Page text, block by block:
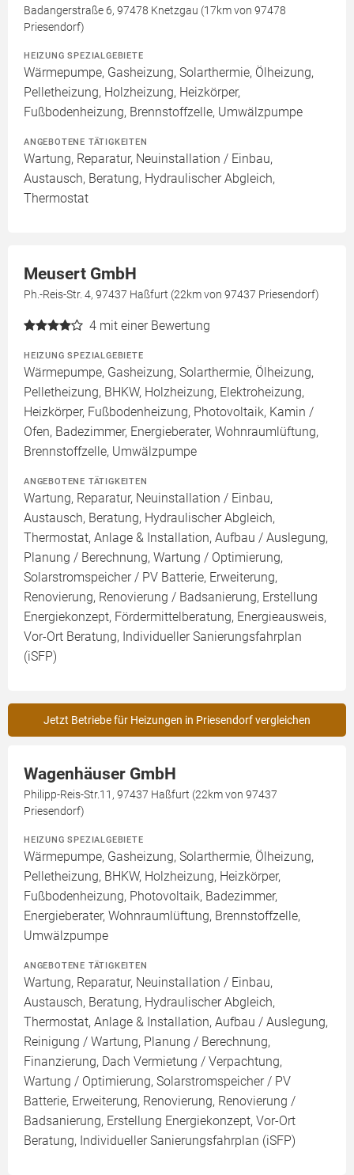
Badangerstraße 6, 97478 Knetzgau (17km von 97478
Priesendorf)
HEIZUNG SPEZIALGEBIETE
Wärmepumpe, Gasheizung, Solarthermie, Ölheizung,
Pelletheizung, Holzheizung, Heizkörper,
Fußbodenheizung, Brennstoffzelle, Umwälzpumpe
ANGEBOTENE TÄTIGKEITEN
Wartung, Reparatur, Neuinstallation / Einbau,
Austausch, Beratung, Hydraulischer Abgleich,
Thermostat
Meusert GmbH
Ph.-Reis-Str. 4, 97437 Haßfurt (22km von 97437 Priesendorf)
4 mit einer Bewertung
HEIZUNG SPEZIALGEBIETE
Wärmepumpe, Gasheizung, Solarthermie, Ölheizung,
Pelletheizung, BHKW, Holzheizung, Elektroheizung,
Heizkörper, Fußbodenheizung, Photovoltaik, Kamin /
Ofen, Badezimmer, Energieberater, Wohnraumlüftung,
Brennstoffzelle, Umwälzpumpe
ANGEBOTENE TÄTIGKEITEN
Wartung, Reparatur, Neuinstallation / Einbau,
Austausch, Beratung, Hydraulischer Abgleich,
Thermostat, Anlage & Installation, Aufbau / Auslegung,
Planung / Berechnung, Wartung / Optimierung,
Solarstromspeicher / PV Batterie, Erweiterung,
Renovierung, Renovierung / Badsanierung, Erstellung
Energiekonzept, Fördermittelberatung, Energieausweis,
Vor-Ort Beratung, Individueller Sanierungsfahrplan
(iSFP)
Jetzt Betriebe für Heizungen in Priesendorf vergleichen
Wagenhäuser GmbH
Philipp-Reis-Str.11, 97437 Haßfurt (22km von 97437
Priesendorf)
HEIZUNG SPEZIALGEBIETE
Wärmepumpe, Gasheizung, Solarthermie, Ölheizung,
Pelletheizung, BHKW, Holzheizung, Heizkörper,
Fußbodenheizung, Photovoltaik, Badezimmer,
Energieberater, Wohnraumlüftung, Brennstoffzelle,
Umwälzpumpe
ANGEBOTENE TÄTIGKEITEN
Wartung, Reparatur, Neuinstallation / Einbau,
Austausch, Beratung, Hydraulischer Abgleich,
Thermostat, Anlage & Installation, Aufbau / Auslegung,
Reinigung / Wartung, Planung / Berechnung,
Finanzierung, Dach Vermietung / Verpachtung,
Wartung / Optimierung, Solarstromspeicher / PV
Batterie, Erweiterung, Renovierung, Renovierung /
Badsanierung, Erstellung Energiekonzept, Vor-Ort
Beratung, Individueller Sanierungsfahrplan (iSFP)